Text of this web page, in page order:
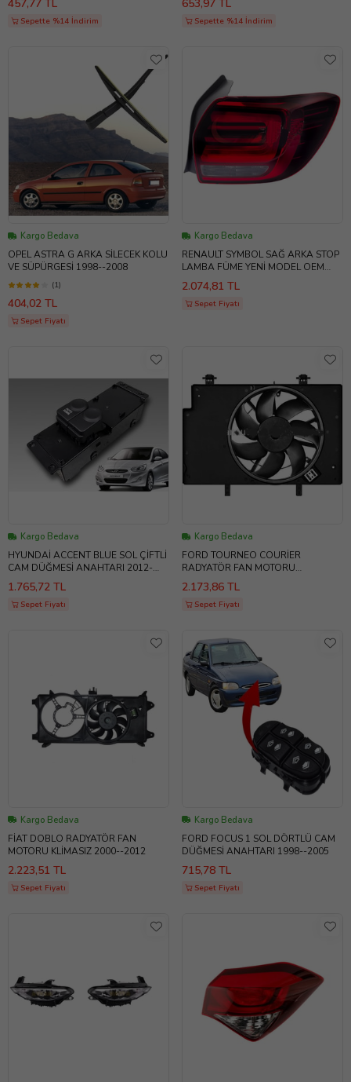
457,77 TL
Sepette %14 İndirim
653,97 TL
Sepette %14 İndirim
Kargo Bedava
OPEL ASTRA G ARKA SİLECEK KOLU
VE SÜPÜRGESİ 1998--2008
(1)
404,02 TL
Sepet Fiyatı
Kargo Bedava
RENAULT SYMBOL SAĞ ARKA STOP
LAMBA FÜME YENİ MODEL OEM
ÜRÜNDÜR
2.074,81 TL
Sepet Fiyatı
Kargo Bedava
HYUNDAİ ACCENT BLUE SOL ÇİFTLİ
CAM DÜĞMESİ ANAHTARI 2012-
-2014
1.765,72 TL
Sepet Fiyatı
Kargo Bedava
FORD TOURNEO COURİER
RADYATÖR FAN MOTORU
DAVLUMBAZLI 2014--2018 KLİMALI
2.173,86 TL
Sepet Fiyatı
Kargo Bedava
FİAT DOBLO RADYATÖR FAN
MOTORU KLİMASIZ 2000--2012
2.223,51 TL
Sepet Fiyatı
Kargo Bedava
FORD FOCUS 1 SOL DÖRTLÜ CAM
DÜĞMESİ ANAHTARI 1998--2005
715,78 TL
Sepet Fiyatı